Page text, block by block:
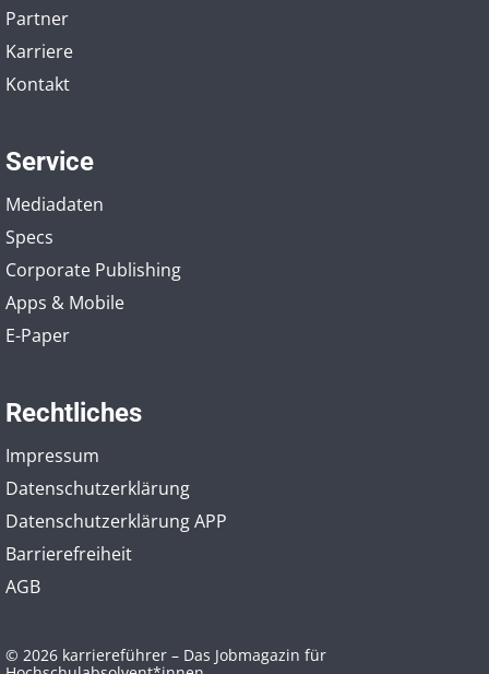
Partner
Karriere
Kontakt
Service
Mediadaten
Specs
Corporate Publishing
Apps & Mobile
E-Paper
Rechtliches
Impressum
Datenschutzerklärung
Datenschutzerklärung APP
Barrierefreiheit
AGB
© 2026 karriereführer – Das Jobmagazin für